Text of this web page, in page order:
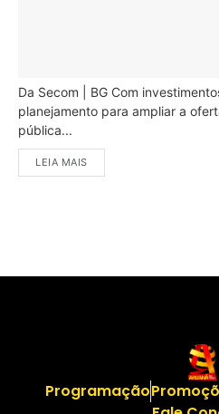
Da Secom | BG Com
planejamento para ampliar a
pública...
LEIA MAIS
Programação